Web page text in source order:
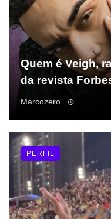
Quem é Veigh,
da revista
Marcozero
PERFIL